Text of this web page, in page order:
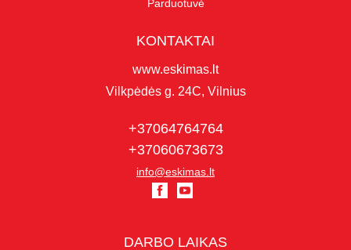
Parduotuvė
KONTAKTAI
www.eskimas.lt
Vilkpėdės g. 24C, Vilnius
+37064764764
+37060673673
info@eskimas.lt
DARBO LAIKAS